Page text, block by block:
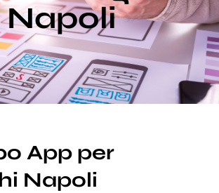
Napoli
App per
Napoli